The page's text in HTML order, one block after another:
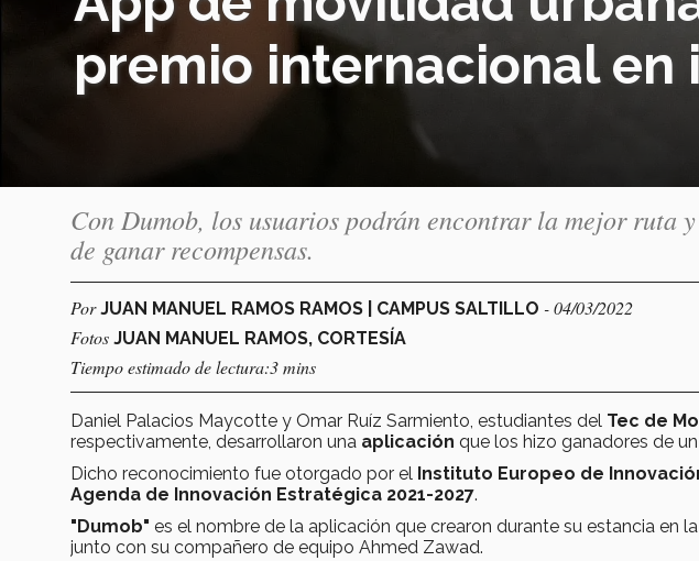
premio internacional en
Con Dumob, los usuarios podrán encontrar la mejor ruta
de ganar recompensas.
PorJUAN MANUEL RAMOS RAMOS | CAMPUS SALTILLO - 04/03/2022
Fotos JUAN MANUEL RAMOS, CORTESÍA
Tiempo estimado de lectura:3 mins
Daniel Palacios Maycotte y Omar Ruíz Sarmiento, estudiantes del Tec de
respectivamente, desarrollaron una aplicación que los hizo ganadores de un
Dicho reconocimiento fue otorgado por el Instituto Europeo de
Agenda de Innovación Estratégica 2021-2027.
"Dumob" es el nombre de la aplicación que crearon durante su estancia en la
junto con su compañero de equipo Ahmed Zawad.